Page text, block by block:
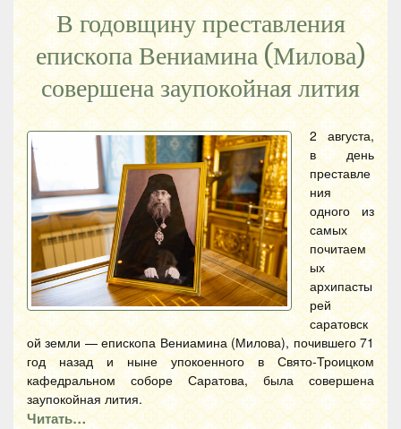
В годовщину преставления
епископа Вениамина (Милова)
совершена заупокойная лития
2 августа,
в день
преставле
ния
одного из
самых
почитаем
ых
архипасты
рей
саратовск
ой земли — епископа Вениамина (Милова), почившего 71
год назад и ныне упокоенного в Свято-Троицком
кафедральном соборе Саратова, была совершена
заупокойная лития.
Читать…